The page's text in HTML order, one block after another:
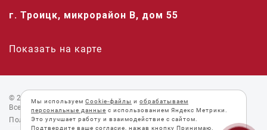
г. Троицк, микрорайон В, дом 55
Показать на карте
© 2026 «Анкорн».
Все права защищены.
Пользовательское соглашение
Мы используем Cookie-файлы и обрабатываем
персональные данные с использованием Яндекс Метрики.
Это улучшает работу и взаимодействие с сайтом.
Подтвердите ваше согласие, нажав кнопку Принимаю.